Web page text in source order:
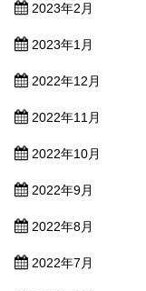
2023年2月
2023年1月
2022年12月
2022年11月
2022年10月
2022年9月
2022年8月
2022年7月